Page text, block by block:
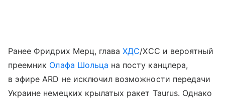
Ранее Фридрих Мерц, главаХДС/ХСС и вероятный
преемник Олафа Шольца на посту канцлера,
в эфире ARD не исключил возможности передачи
Украине немецких крылатых ракет Taurus. Однако